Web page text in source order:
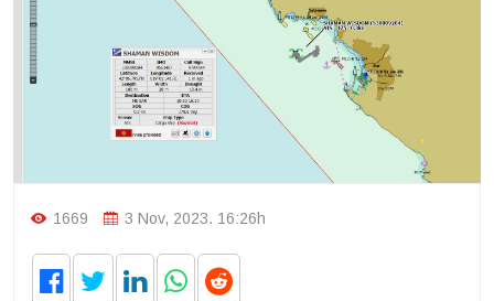
1669 3 Nov, 2023. 16:26h